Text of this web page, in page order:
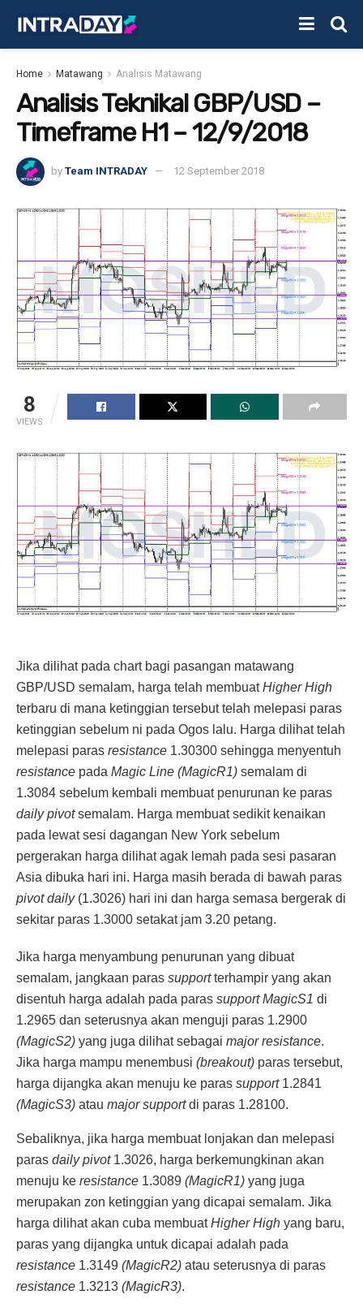
Home Matawang Analisis Matawang
Analisis Teknikal GBP/USD –
Timeframe H1 – 12/9/2018
by Team INTRADAY 12 September 2018
8
VIEWS
Jika dilihat pada chart bagi pasangan matawang
GBP/USD semalam, harga telah membuatHigher High
terbaru di mana ketinggian tersebut telah melepasi paras
ketinggian sebelum ni pada Ogos lalu. Harga dilihat telah
melepasi paras resistance 1.30300 sehingga menyentuh
resistance pada Magic Line (MagicR1) semalam di
1.3084 sebelum kembali membuat penurunan ke paras
daily pivotsemalam. Harga membuat sedikit kenaikan
pada lewat sesi dagangan New York sebelum
pergerakan harga dilihat agak lemah pada sesi pasaran
Asia dibuka hari ini. Harga masih berada di bawah paras
pivot daily(1.3026) hari ini dan harga semasa bergerak di
sekitar paras 1.3000 setakat jam 3.20 petang.
Jika harga menyambung penurunan yang dibuat
semalam, jangkaan paras supportterhampir yang akan
disentuh harga adalah pada paras support MagicS1 di
1.2965 dan seterusnya akan menguji paras 1.2900
(MagicS2) yang juga dilihat sebagai major resistance.
Jika harga mampu menembusi (breakout) paras tersebut,
harga dijangka akan menuju ke paras support1.2841
(MagicS3) atau major supportdi paras 1.28100.
Sebaliknya, jika harga membuat lonjakan dan melepasi
paras daily pivot1.3026, harga berkemungkinan akan
menuju ke resistance 1.3089 (MagicR1) yang juga
merupakan zon ketinggian yang dicapai semalam. Jika
harga dilihat akan cuba membuatHigher High yang baru,
paras yang dijangka untuk dicapai adalah pada
resistance 1.3149 (MagicR2) atau seterusnya di paras
resistance 1.3213 (MagicR3).